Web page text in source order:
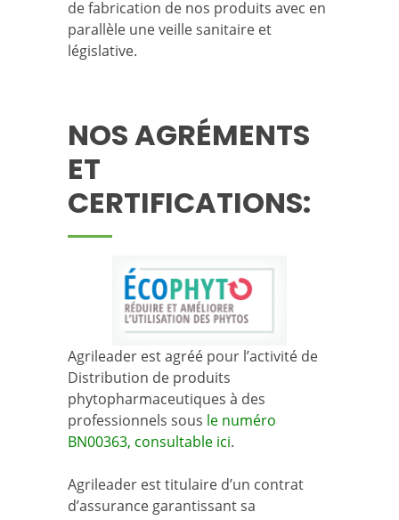
de fabrication de nos produits avec en
parallèle une veille sanitaire et
législative.
NOS AGRÉMENTS
ET
CERTIFICATIONS:
Agrileader est agréé pour l’activité de
Distribution de produits
phytopharmaceutiques à des
professionnels sous le numéro
BN00363, consultable ici.
Agrileader est titulaire d’un contrat
d’assurance garantissant sa